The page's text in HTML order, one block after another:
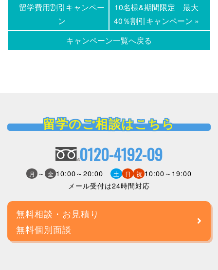
留学費用割引キャンペー
ン
キャンペーン一覧へ戻る
10名様&期間限定 最大
40％割引キャンペーン »
留学のご相談はこちら
0120-4192-09
月 ～ 金 10:00～20:00 土 日 祝 10:00～19:00
メール受付は24時間対応
無料相談・お見積り
無料個別面談